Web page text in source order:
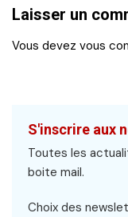
Laisser un
Vous devez vous
S'inscrire aux
Toutes les
boite mail.
Choix des